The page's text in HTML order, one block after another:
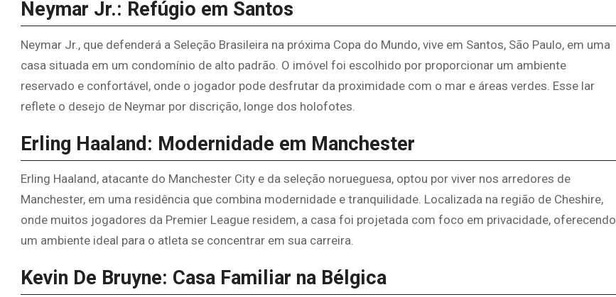
Neymar Jr.: Refúgio em Santos
Neymar Jr., que defenderá a Seleção Brasileira na próxima Copa do Mundo, vive em Santos, São Paulo, em uma
casa situada em um condomínio de alto padrão. O imóvel foi escolhido por proporcionar um ambiente
reservado e confortável, onde o jogador pode desfrutar da proximidade com o mar e áreas verdes. Esse lar
reflete o desejo de Neymar por discrição, longe dos holofotes.
Erling Haaland: Modernidade em Manchester
Erling Haaland, atacante do Manchester City e da seleção norueguesa, optou por viver nos arredores de
Manchester, em uma residência que combina modernidade e tranquilidade. Localizada na região de Cheshire,
onde muitos jogadores da Premier League residem, a casa foi projetada com foco em privacidade, oferecendo
um ambiente ideal para o atleta se concentrar em sua carreira.
Kevin De Bruyne: Casa Familiar na Bélgica